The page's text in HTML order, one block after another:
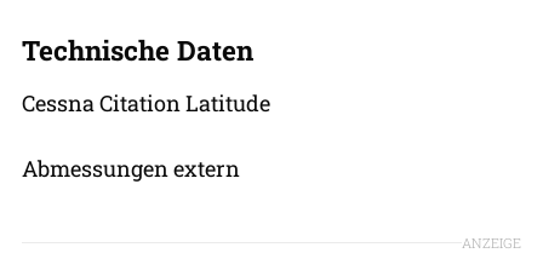
Technische Daten
Cessna Citation Latitude
Abmessungen extern
ANZEIGE